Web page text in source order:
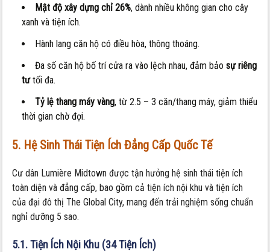
Mật độ xây dựng chỉ 26%, dành nhiều không gian cho cây
xanh và tiện ích.
Hành lang căn hộ có điều hòa, thông thoáng.
Đa số căn hộ bố trí cửa ra vào lệch nhau, đảm bảosự riêng
tưtối đa.
Tỷ lệ thang máy vàng, từ 2.5 – 3 căn/thang máy, giảm thiểu
thời gian chờ đợi.
5. Hệ Sinh Thái Tiện Ích Đẳng Cấp Quốc Tế
Cư dân Lumière Midtown được tận hưởng hệ sinh thái tiện ích
toàn diện và đẳng cấp, bao gồm cả tiện ích nội khu và tiện ích
của đại đô thị The Global City, mang đến trải nghiệm sống chuẩn
nghỉ dưỡng 5 sao.
5.1. Tiện Ích Nội Khu (34 Tiện Ích)